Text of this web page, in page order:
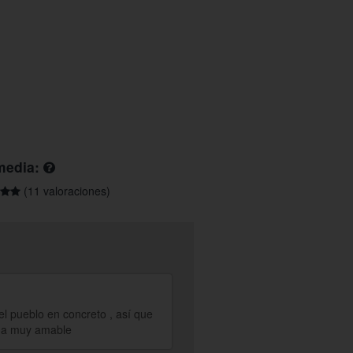
(11 valoraciones)
pueblo en concreto , así que
muy amable